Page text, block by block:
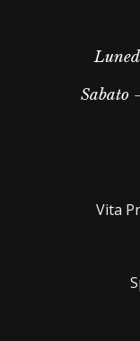
Sabato
Vita